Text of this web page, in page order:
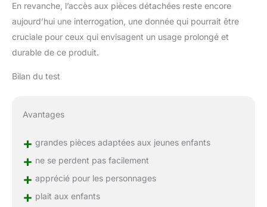
En revanche, l’accès aux pièces détachées reste encore
aujourd’hui une interrogation, une donnée qui pourrait être
cruciale pour ceux qui envisagent un usage prolongé et
durable de ce produit.
Bilan du test
Avantages
+ grandes pièces adaptées aux jeunes enfants
+ ne se perdent pas facilement
+ apprécié pour les personnages
+ plait aux enfants